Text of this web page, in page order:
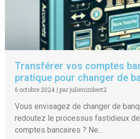
Transférer vos comptes
pratique pour changer de
6 octobre 2024 | par julienimbert2
Vous envisagez de changer de
redoutez le processus fastidieux
comptes bancaires ? Ne...